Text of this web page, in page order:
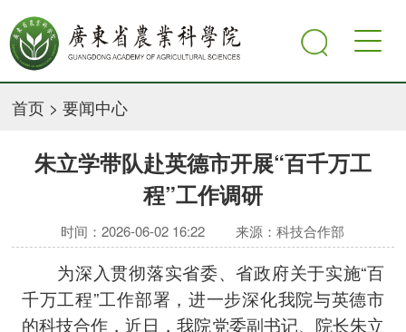
首页 >要闻中心
朱立学带队赴英德市开展“百千万工
程”工作调研
时间：2026-06-02 16:22 来源：科技合作部
为深入贯彻落实省委、省政府关于实施“百
千万工程”工作部署，进一步深化我院与英德市
的科技合作，近日，我院党委副书记、院长朱立